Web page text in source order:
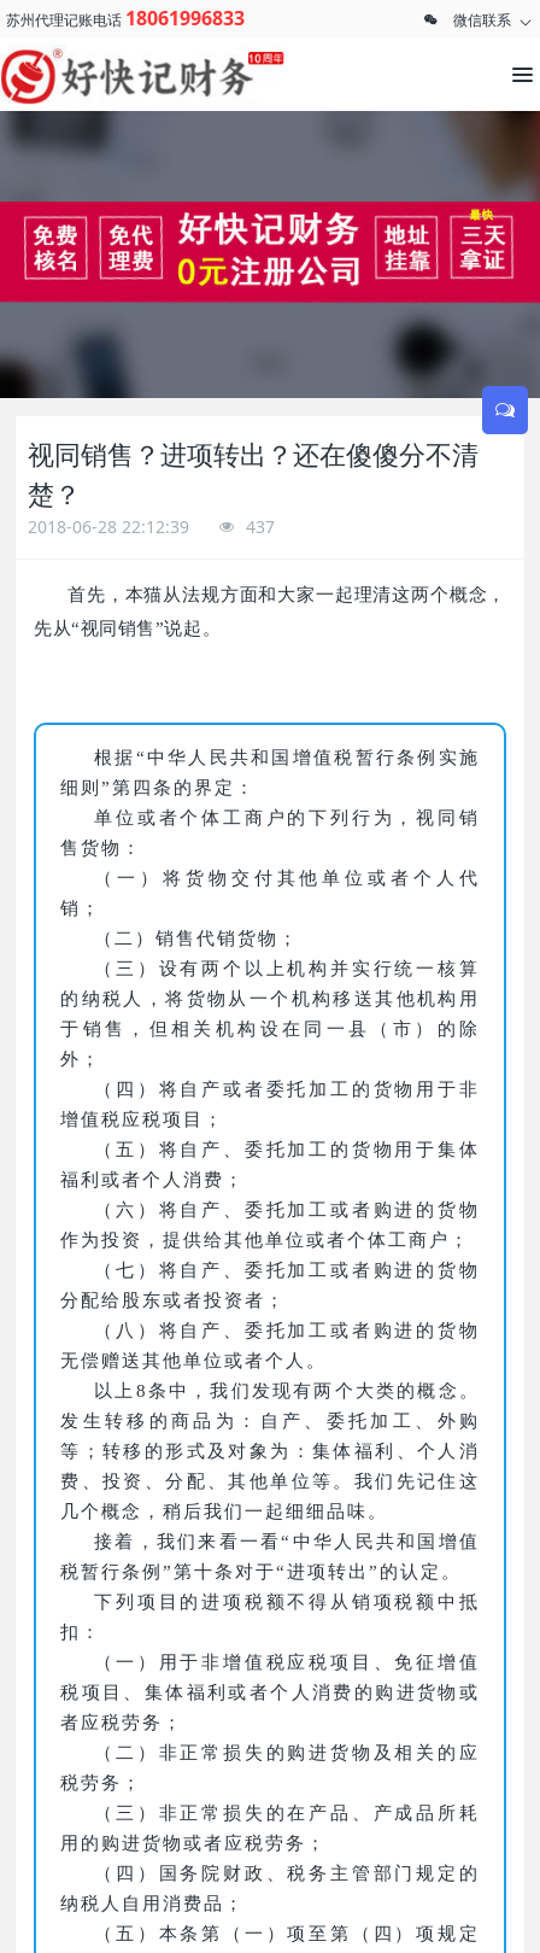
苏州代理记账电话 18061996833 微信联系
视同销售？进项转出？还在傻傻分不清
楚？
2018-06-28 22:12:39 437
首先，本猫从法规方面和大家一起理清这两个概念，
先从“视同销售”说起。
根据“中华人民共和国增值税暂行条例实施
细则”第四条的界定：
单位或者个体工商户的下列行为，视同销
售货物：
（一）将货物交付其他单位或者个人代
销；
（二）销售代销货物；
（三）设有两个以上机构并实行统一核算
的纳税人，将货物从一个机构移送其他机构用
于销售，但相关机构设在同一县（市）的除
外；
（四）将自产或者委托加工的货物用于非
增值税应税项目；
（五）将自产、委托加工的货物用于集体
福利或者个人消费；
（六）将自产、委托加工或者购进的货物
作为投资，提供给其他单位或者个体工商户；
（七）将自产、委托加工或者购进的货物
分配给股东或者投资者；
（八）将自产、委托加工或者购进的货物
无偿赠送其他单位或者个人。
以上8条中，我们发现有两个大类的概念。
发生转移的商品为：自产、委托加工、外购
等；转移的形式及对象为：集体福利、个人消
费、投资、分配、其他单位等。我们先记住这
几个概念，稍后我们一起细细品味。
接着，我们来看一看“中华人民共和国增值
税暂行条例”第十条对于“进项转出”的认定。
下列项目的进项税额不得从销项税额中抵
扣：
（一）用于非增值税应税项目、免征增值
税项目、集体福利或者个人消费的购进货物或
者应税劳务；
（二）非正常损失的购进货物及相关的应
税劳务；
（三）非正常损失的在产品、产成品所耗
用的购进货物或者应税劳务；
（四）国务院财政、税务主管部门规定的
纳税人自用消费品；
（五）本条第（一）项至第（四）项规定